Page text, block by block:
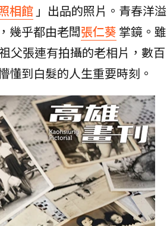
相館 」出品的照片。青春洋溢
幾乎都由老闆張仁葵 掌鏡。雖
父張連有拍攝的老相片，數百
懂到白髮的人生重要時刻。